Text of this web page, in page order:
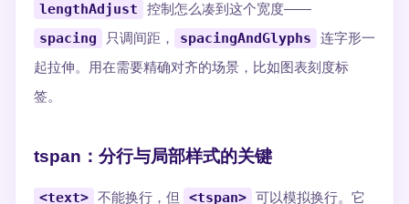
lengthAdjust 控制怎么凑到这个宽度——
spacing 只调间距， spacingAndGlyphs
连字形一
起拉伸。用在需要精确对齐的场景，比如图表刻度标
签。
tspan：分行与局部样式的关键
<text> 不能换行，但 <tspan> 可以模拟换行。它